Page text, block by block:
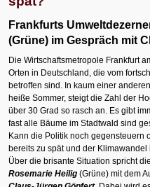
Frankfurts
(Grüne) im Gespräch mit
Die Wirtschaftsmetropole Frankfurt
Orten in Deutschland, die vom
betroffen sind. In kaum einer
heiße Sommer, steigt die Zahl der
über 30 Grad so rasch an. Es gibt
fast alle Bäume im Stadtwald sind
Kann die Politik noch gegensteuern
bereits zu spät und der
Über die brisante Situation spricht
Rosemarie Heilig (Grüne) mit dem